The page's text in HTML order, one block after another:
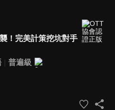
！完美計策挖坑對手
普遍級